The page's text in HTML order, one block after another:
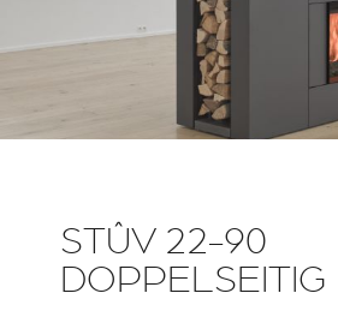
STÛV 22-90
DOPPELSEITIG